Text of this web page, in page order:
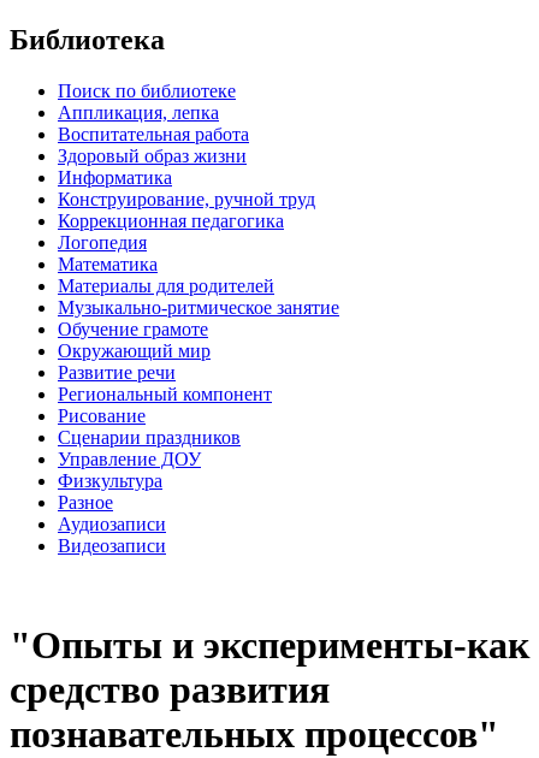
Библиотека
Поиск по библиотеке
Аппликация, лепка
Воспитательная работа
Здоровый образ жизни
Информатика
Конструирование, ручной труд
Коррекционная педагогика
Логопедия
Математика
Материалы для родителей
Музыкально-ритмическое занятие
Обучение грамоте
Окружающий мир
Развитие речи
Региональный компонент
Рисование
Сценарии праздников
Управление ДОУ
Физкультура
Разное
Аудиозаписи
Видеозаписи
"Опыты и эксперименты-как
средство развития
познавательных процессов"